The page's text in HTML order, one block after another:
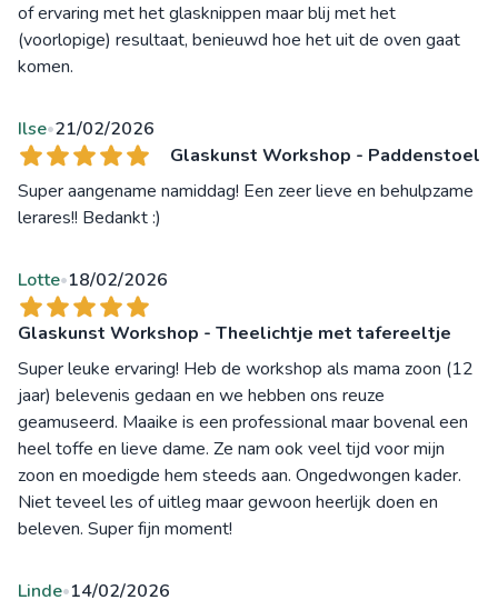
of ervaring met het glasknippen maar blij met het
(voorlopige) resultaat, benieuwd hoe het uit de oven gaat
komen.
Ilse•21/02/2026
Glaskunst Workshop - Paddenstoel
Super aangename namiddag! Een zeer lieve en behulpzame
lerares!! Bedankt :)
Lotte•18/02/2026
Glaskunst Workshop - Theelichtje met tafereeltje
Super leuke ervaring! Heb de workshop als mama zoon (12
jaar) belevenis gedaan en we hebben ons reuze
geamuseerd. Maaike is een professional maar bovenal een
heel toffe en lieve dame. Ze nam ook veel tijd voor mijn
zoon en moedigde hem steeds aan. Ongedwongen kader.
Niet teveel les of uitleg maar gewoon heerlijk doen en
beleven. Super fijn moment!
Linde•14/02/2026